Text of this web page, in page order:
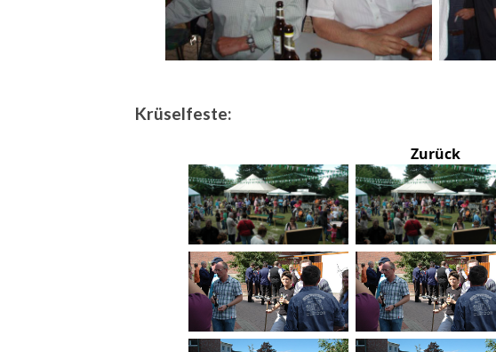
Krüselfeste:
Zurück